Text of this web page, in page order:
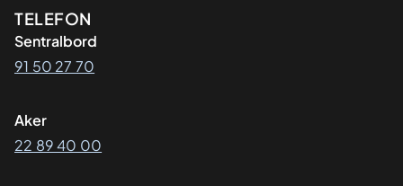
Kontaktinformasjon
TELEFON
Sentralbord
91 50 27 70
Aker
22 89 40 00